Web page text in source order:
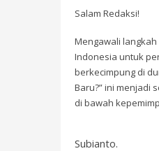
Salam Redaksi!
Mengawali
Indonesia untuk
berkecimpung di
Baru?” ini menjadi
di bawah
Subianto.